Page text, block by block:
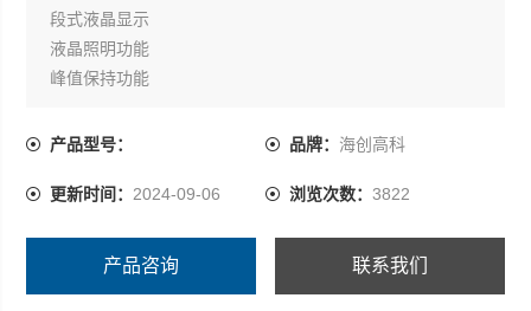
段式液晶显示
液晶照明功能
峰值保持功能
采取过载保护结构,在空载超过量程时不会使油缸损坏,可尽
产品型号： 品牌： 海创高科
更新时间： 2024-09-06 浏览次数： 3822
产品咨询 联系我们